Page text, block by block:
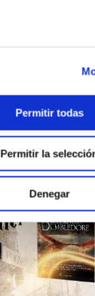
Permitir todas
Permitir la
Denegar